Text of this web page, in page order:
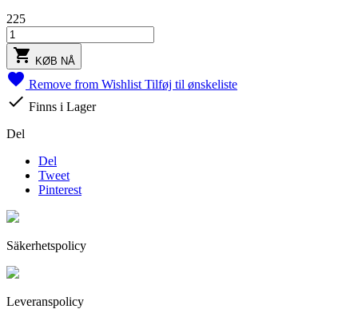
225
 KØB NÅ
 Remove from Wishlist Tilføj til ønskeliste
 Finns i Lager
Del
Del
Tweet
Pinterest
Säkerhetspolicy
Leveranspolicy